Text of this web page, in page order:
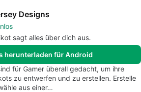
Designs
sagt alles über dich aus.
herunterladen für Android
für Gamer überall gedacht, um ihre
zu entwerfen und zu erstellen. Erstelle
aus einer…